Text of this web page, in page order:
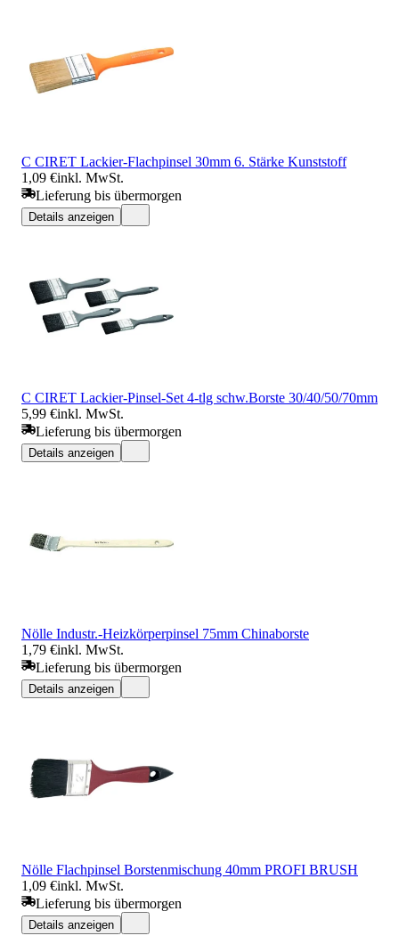
C CIRET Lackier-Flachpinsel 30mm 6. Stärke Kunststoff
1,09 €inkl. MwSt.
Lieferung bis übermorgen
Details anzeigen
C CIRET Lackier-Pinsel-Set 4-tlg schw.Borste 30/40/50/70mm
5,99 €inkl. MwSt.
Lieferung bis übermorgen
Details anzeigen
Nölle Industr.-Heizkörperpinsel 75mm Chinaborste
1,79 €inkl. MwSt.
Lieferung bis übermorgen
Details anzeigen
Nölle Flachpinsel Borstenmischung 40mm PROFI BRUSH
1,09 €inkl. MwSt.
Lieferung bis übermorgen
Details anzeigen